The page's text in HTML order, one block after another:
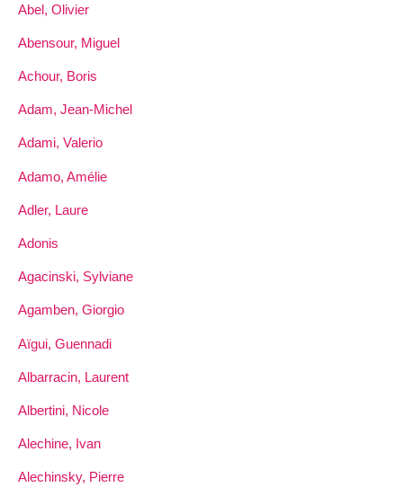
Abel, Olivier
Abensour, Miguel
Achour, Boris
Adam, Jean-Michel
Adami, Valerio
Adamo, Amélie
Adler, Laure
Adonis
Agacinski, Sylviane
Agamben, Giorgio
Aïgui, Guennadi
Albarracin, Laurent
Albertini, Nicole
Alechine, Ivan
Alechinsky, Pierre